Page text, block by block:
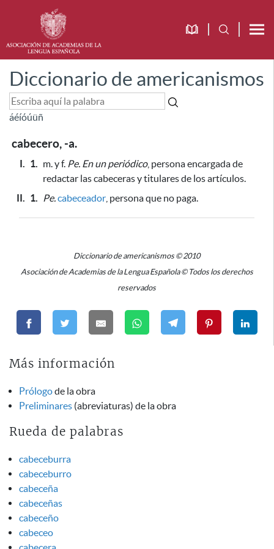
Diccionario de americanismos
áéíóúüñ
cabecero, -a.
I. 1. m. y f. Pe. En un periódico, persona encargada de
redactar las cabeceras y titulares de los artículos.
II. 1. Pe.cabeceador , persona que no paga.
Diccionario de americanismos © 2010
Asociación de Academias de la Lengua Española © Todos los derechos
reservados
Más información
Prólogode la obra
Preliminares (abreviaturas) de la obra
Rueda de palabras
cabeceburra
cabeceburro
cabeceña
cabeceñas
cabeceño
cabeceo